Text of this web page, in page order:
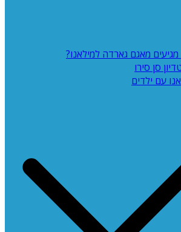
מגיעים מאגם גארדה למילאנו?
סן סירו
עם ילדים